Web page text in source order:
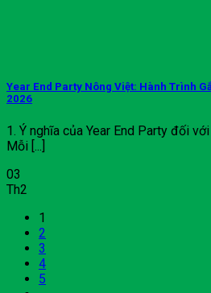
Year End Party Nông Việt: Hành Trình
2026
1. Ý nghĩa của Year End Party đối
Mỗi [...]
03
Th2
1
2
3
4
5